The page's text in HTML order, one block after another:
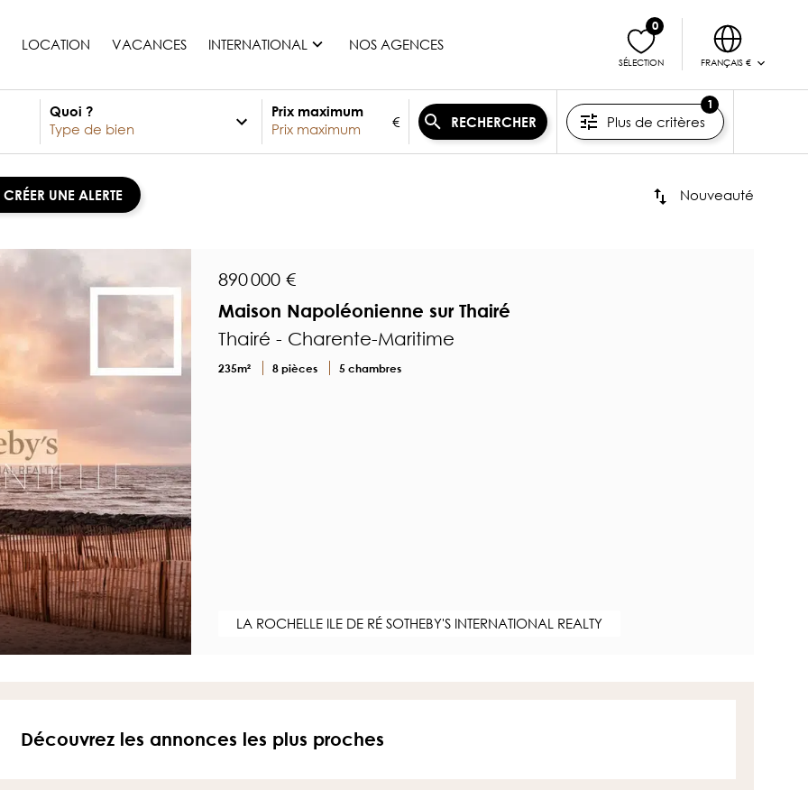
LOCATION VACANCES INTERNATIONAL
France
Maurice
Suisse
Tous les pays
NOS AGENCES
SÉLECTION
0
FRANÇAIS €
Quoi ? Prix maximum
€ RECHERCHER Plus de critères
1
CRÉER UNE ALERTE Nouveauté
890 000 €
Maison Napoléonienne sur Thairé
Thairé - Charente-Maritime
235m² 8 pièces 5 chambres
LA ROCHELLE ILE DE RÉ SOTHEBY'S INTERNATIONAL REALTY
Découvrez les annonces les plus proches